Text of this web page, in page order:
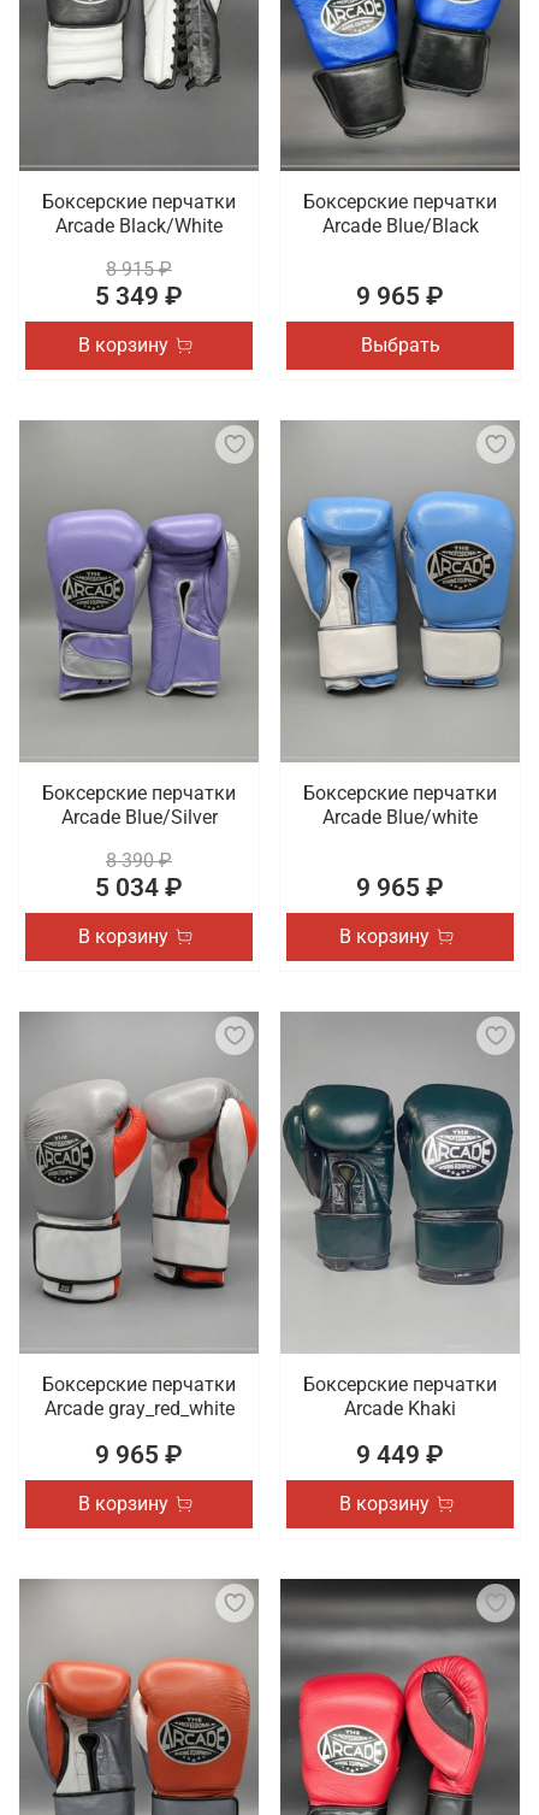
Боксерские перчатки
Arcade Black/White
8 915 ₽
5 349 ₽
В корзину
Боксерские перчатки
Arcade Blue/Black
9 965 ₽
Выбрать
Боксерские перчатки
Arcade Blue/Silver
8 390 ₽
5 034 ₽
В корзину
Боксерские перчатки
Arcade Blue/white
9 965 ₽
В корзину
Боксерские перчатки
Arcade gray_red_white
9 965 ₽
В корзину
Боксерские перчатки
Arcade Khaki
9 449 ₽
В корзину